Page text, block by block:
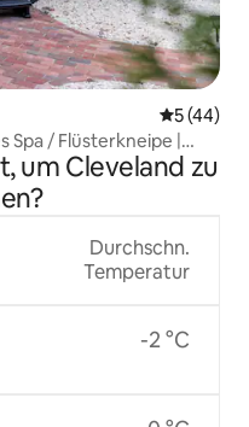
5 (44)
Spa / Flüsterkneipe |
um Cleveland zu
Durchschn.
Temperatur
-2 °C